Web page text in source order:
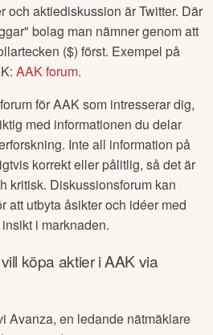
och aktiediskussion är Twitter. Där
bolag man nämner genom att
($) först. Exempel på
:AAKforum.
förAAKsom intresserar dig,
med informationen du delar
Inte all information på
korrekt eller pålitlig, så det är
kritisk. Diskussionsforum kan
att utbyta åsikter och idéer med
i marknaden.
köpa aktier iAAKvia
Avanza, en ledande nätmäklare